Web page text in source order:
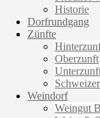
Historie
Dorfrundgang
Zünfte
Oberzunft
Weindorf
Weingut